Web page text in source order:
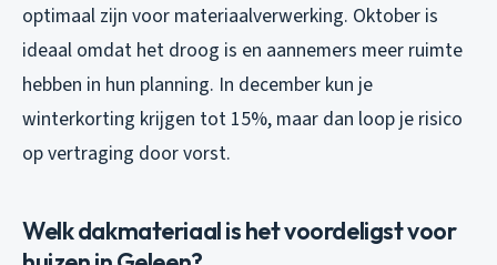
optimaal zijn voor materiaalverwerking. Oktober is
ideaal omdat het droog is en aannemers meer ruimte
hebben in hun planning. In december kun je
winterkorting krijgen tot 15%, maar dan loop je risico
op vertraging door vorst.
Welk dakmateriaal is het voordeligst voor